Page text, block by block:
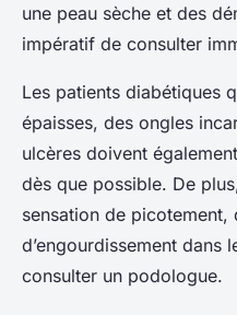
une peau sèche et des
impératif de consulter
Les patients diabétiques
épaisses, des ongles
ulcères doivent
dès que possible. De
sensation de picotement,
d’engourdissement dans
consulter un podologue.